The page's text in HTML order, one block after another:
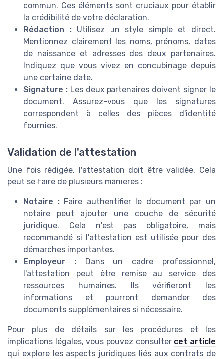
commun. Ces éléments sont cruciaux pour établir
la crédibilité de votre déclaration.
Rédaction :Utilisez un style simple et direct.
Mentionnez clairement les noms, prénoms, dates
de naissance et adresses des deux partenaires.
Indiquez que vous vivez en concubinage depuis
une certaine date.
Signature :Les deux partenaires doivent signer le
document. Assurez-vous que les signatures
correspondent à celles des pièces d'identité
fournies.
Validation de l'attestation
Une fois rédigée, l'attestation doit être validée. Cela
peut se faire de plusieurs manières :
Notaire :Faire authentifier le document par un
notaire peut ajouter une couche de sécurité
juridique. Cela n'est pas obligatoire, mais
recommandé si l'attestation est utilisée pour des
démarches importantes.
Employeur : Dans un cadre professionnel,
l'attestation peut être remise au service des
ressources humaines. Ils vérifieront les
informations et pourront demander des
documents supplémentaires si nécessaire.
Pour plus de détails sur les procédures et les
implications légales, vous pouvez consulter cet article
qui explore les aspects juridiques liés aux contrats de